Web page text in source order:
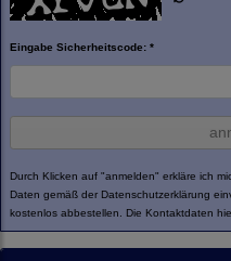
Eingabe Sicherheitscode: *
Durch Klicken auf "anmelden" erkläre ich
Daten gemäß der Datenschutzerklärung
kostenlos abbestellen. Die Kontaktdaten